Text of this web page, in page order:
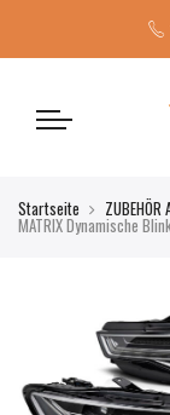
Startseite ZUBEHÖR
MATRIX Dynamische